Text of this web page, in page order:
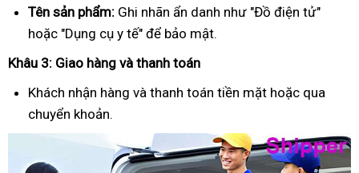
Tên sản phẩm: Ghi nhãn ẩn danh như "Đồ điện tử"
hoặc "Dụng cụ y tế" để bảo mật.
Khâu 3: Giao hàng và thanh toán
Khách nhận hàng và thanh toán tiền mặt hoặc qua
chuyển khoản.